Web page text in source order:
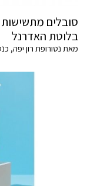
סובלים
בלוטת האדרנל
מאת נטורופת רון יפה,